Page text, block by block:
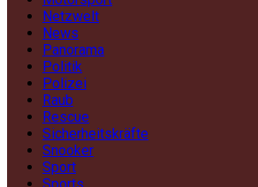
Netzwelt
News
Panorama
Politik
Polizei
Raub
Rescue
Sicherheitskräfte
Snooker
Sport
Sports